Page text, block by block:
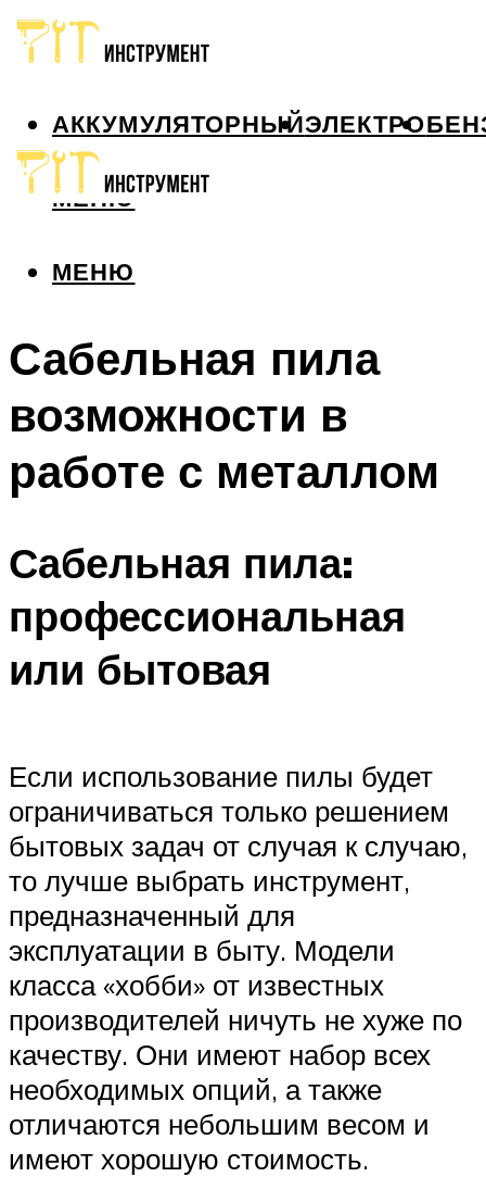
АККУМУЛЯТОРНЫЙЭЛЕКТРО
МЕНЮ
МЕНЮ
Сабельная пила
возможности в
работе с металлом
Сабельная пила:
профессиональная
или бытовая
Если использование пилы будет
ограничиваться только решением
бытовых задач от случая к случаю,
то лучше выбрать инструмент,
предназначенный для
эксплуатации в быту. Модели
класса «хобби» от известных
производителей ничуть не хуже по
качеству. Они имеют набор всех
необходимых опций, а также
отличаются небольшим весом и
имеют хорошую стоимость.